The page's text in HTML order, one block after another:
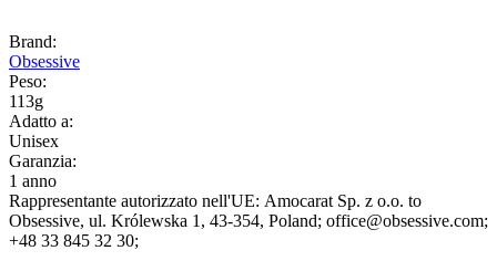
Brand:
Obsessive
Peso:
113g
Adatto a:
Unisex
Garanzia:
1 anno
Rappresentante autorizzato nell'UE: Amocarat Sp. z o.o. to
Obsessive, ul. Królewska 1 , 43-354, Poland; office@obsessive.com;
+48 33 845 32 30;